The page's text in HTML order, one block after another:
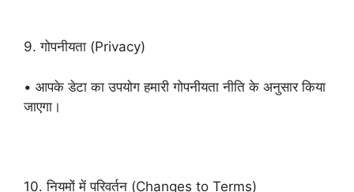
9. गोपनीयता (Privacy)
• आपके डेटा का उपयोग हमारी गोपनीयता नीति के अनुसार किया
जाएगा।
10. नियमों में परिवर्तन (Changes to Terms)